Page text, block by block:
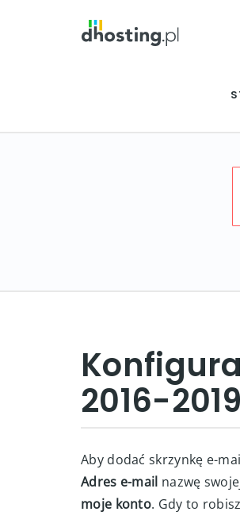
2016-2019
Aby dodać skrzynkę e-
Adres e-mail nazwę
moje konto. Gdy to